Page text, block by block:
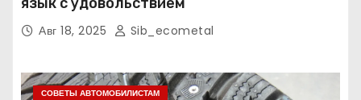
Авг 18, 2025 Sib_ecometal
СОВЕТЫ АВТОМОБИЛИСТАМ